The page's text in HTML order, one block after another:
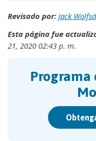
Revisado por: Jack
Esta página fue
21, 2020 02:43 p. m.
Programa